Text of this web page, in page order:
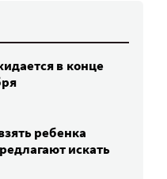
в конце
ребенка
искать